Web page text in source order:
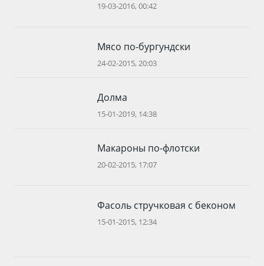
19-03-2016, 00:42
Мясо по-бургундски
24-02-2015, 20:03
Долма
15-01-2019, 14:38
Макароны по-флотски
20-02-2015, 17:07
Фасоль стручковая с беконом
15-01-2015, 12:34